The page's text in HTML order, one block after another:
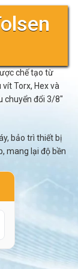
chế tạo từ
Torx, Hex và
chuyển đổi 3/8″
bảo trì thiết bị
mang lại độ bền